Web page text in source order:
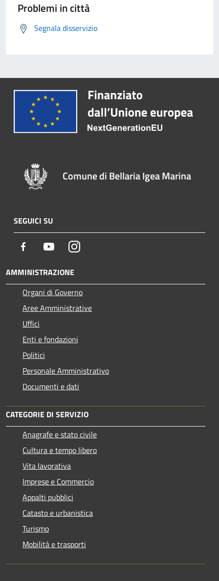
Problemi in città
Segnala disservizio
Comune di Bellaria Igea Marina
SEGUICI SU
Facebook YoutubeInstagram
AMMINISTRAZIONE
Organi di Governo
Aree Amministrative
Uffici
Enti e fondazioni
Politici
Personale Amministrativo
Documenti e dati
CATEGORIE DI SERVIZIO
Anagrafe e stato civile
Cultura e tempo libero
Vita lavorativa
Imprese e Commercio
Appalti pubblici
Catasto e urbanistica
Turismo
Mobilità e trasporti